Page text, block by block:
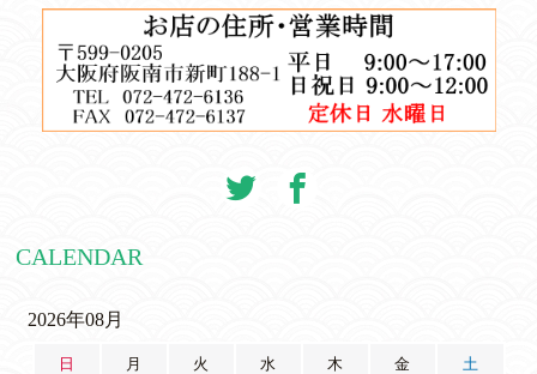
CALENDAR
2026年08月
日 月 火 水 木 金 土